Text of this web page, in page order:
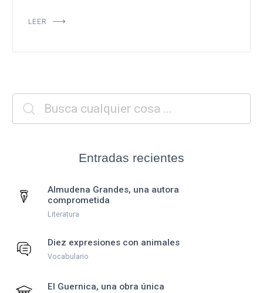
LEER
Entradas recientes
Almudena Grandes, una autora
comprometida
Literatura
Diez expresiones con animales
Vocabulario
El Guernica, una obra única